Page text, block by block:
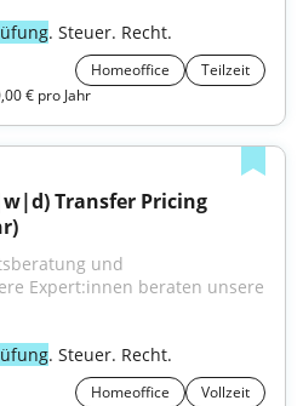
. Steuer. Recht.
Homeoffice
Teilzeit
€ pro Jahr
Transfer Pricing
Expert:innen beraten unsere
. Steuer. Recht.
Homeoffice
Vollzeit